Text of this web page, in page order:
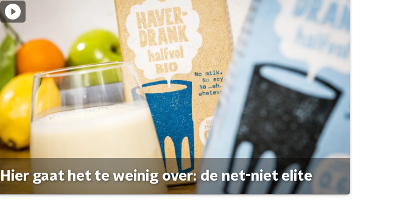
Hier gaat het te weinig over: de net-niet elite